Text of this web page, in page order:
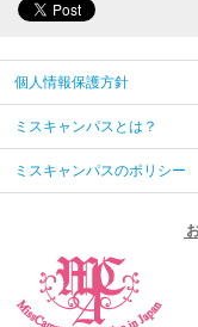
個人情報保護方針
ミスキャンパスとは？
ミスキャンパスのポリシー